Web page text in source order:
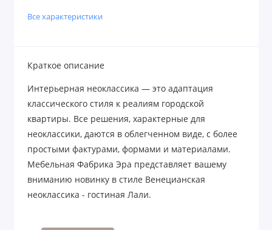
Все характеристики
Краткое описание
Интерьерная неоклассика — это адаптация
классического стиля к реалиям городской
квартиры. Все решения, характерные для
неоклассики, даются в облегченном виде, с более
простыми фактурами, формами и материалами.
Мебельная Фабрика Эра представляет вашему
вниманию новинку в стиле Венецианская
неоклассика - гостиная Лали.